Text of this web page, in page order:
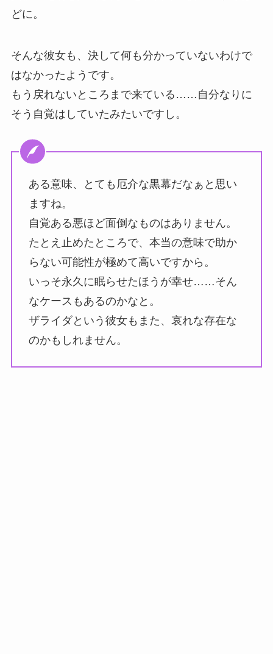
どに。
そんな彼女も、決して何も分かっていないわけで
はなかったようです。
もう戻れないところまで来ている……自分なりに
そう自覚はしていたみたいですし。
ある意味、とても厄介な黒幕だなぁと思い
ますね。
自覚ある悪ほど面倒なものはありません。
たとえ止めたところで、本当の意味で助か
らない可能性が極めて高いですから。
いっそ永久に眠らせたほうが幸せ……そん
なケースもあるのかなと。
ザライダという彼女もまた、哀れな存在な
のかもしれません。